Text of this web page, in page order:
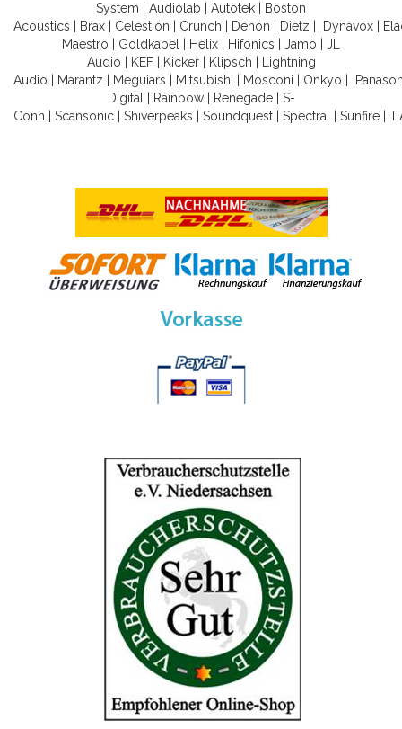
System
Audiolab Autotek
Boston
Acoustics
Brax Celestion Crunch Denon Dietz Dynavox
Maestro
Goldkabel Helix Hifonics Jamo
JL
Audio
KEF| Kicker| Klipsch
Lightning
Audio
Marantz Meguiars Mitsubishi Mosconi Onkyo
Digital
Rainbow| Renegade| S-
Conn
Scansonic Shiverpeaks Soundquest Spectral Sunfire